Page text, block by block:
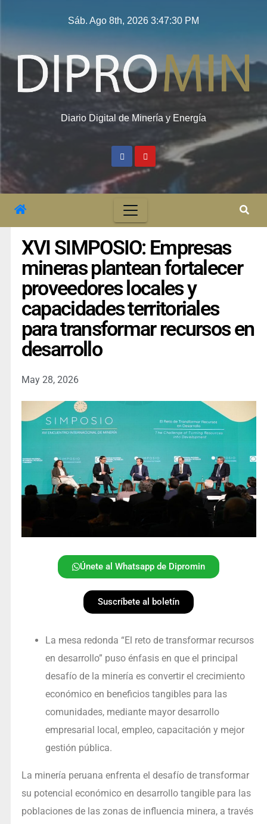
Sáb. Ago 8th, 2026 3:47:31 PM
Diario Digital de Minería y Energía
XVI SIMPOSIO: Empresas
mineras plantean fortalecer
proveedores locales y
capacidades territoriales
para transformar recursos en
desarrollo
May 28, 2026
Únete al Whatsapp de Dipromin
Suscríbete al boletín
La mesa redonda “El reto de transformar recursos
en desarrollo” puso énfasis en que el principal
desafío de la minería es convertir el crecimiento
económico en beneficios tangibles para las
comunidades, mediante mayor desarrollo
empresarial local, empleo, capacitación y mejor
gestión pública.
La minería peruana enfrenta el desafío de transformar
su potencial económico en desarrollo tangible para las
poblaciones de las zonas de influencia minera, a través